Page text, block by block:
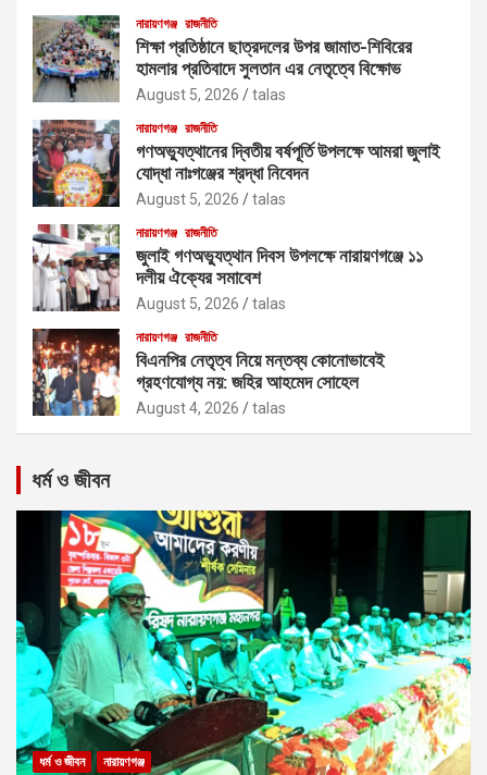
নারায়ণগঞ্জ রাজনীতি
শিক্ষা প্রতিষ্ঠানে ছাত্রদলের উপর জামাত-শিবিরের
হামলার প্রতিবাদে সুলতান এর নেতৃত্বে বিক্ষোভ
August 5, 2026 talas
নারায়ণগঞ্জ রাজনীতি
গণঅভ্যুত্থানের দ্বিতীয় বর্ষপূর্তি উপলক্ষে আমরা জুলাই
যোদ্ধা নাঃগঞ্জের শ্রদ্ধা নিবেদন
August 5, 2026 talas
নারায়ণগঞ্জ রাজনীতি
জুলাই গণঅভ্যুত্থান দিবস উপলক্ষে নারায়ণগঞ্জে ১১
দলীয় ঐক্যের সমাবেশ
August 5, 2026 talas
নারায়ণগঞ্জ রাজনীতি
বিএনপির নেতৃত্ব নিয়ে মন্তব্য কোনোভাবেই
গ্রহণযোগ্য নয়: জহির আহমেদ সোহেল
August 4, 2026 talas
ধর্ম ও জীবন
ধর্ম ও জীবন নারায়ণগঞ্জ